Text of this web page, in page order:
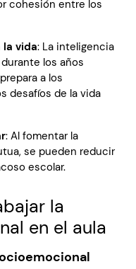
cohesión entre los
la vida: La inteligencia
los años
a los
desafíos de la vida
: Al fomentar la
se pueden reducir
escolar.
la
en el aula